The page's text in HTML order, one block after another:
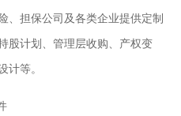
、担保公司及各类企业提供定制
股计划、管理层收购、产权变
计等。